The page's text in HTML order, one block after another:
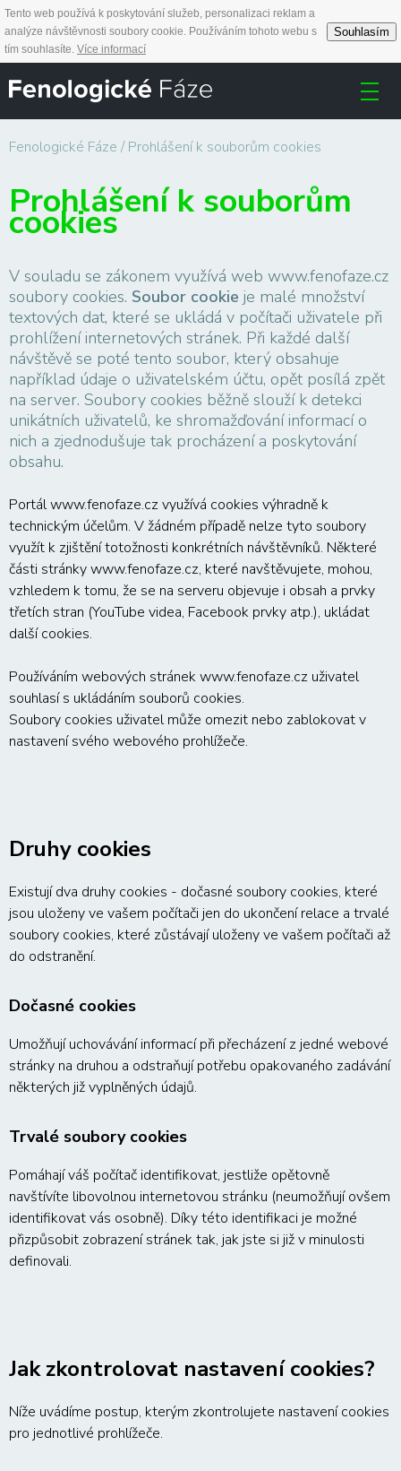
Tento web používá k poskytování služeb, personalizaci reklam a
analýze návštěvnosti soubory cookie. Používáním tohoto webu s
tím souhlasíte. Více informací
Souhlasím
Fenologické Fáze Prohlášení k souborům cookies
Prohlášení k souborům
cookies
V souladu se zákonem využívá web www.fenofaze.cz
soubory cookies. Soubor cookie je malé množství
textových dat, které se ukládá v počítači uživatele při
prohlížení internetových stránek. Při každé další
návštěvě se poté tento soubor, který obsahuje
například údaje o uživatelském účtu, opět posílá zpět
na server. Soubory cookies běžně slouží k detekci
unikátních uživatelů, ke shromažďování informací o
nich a zjednodušuje tak procházení a poskytování
obsahu.
Portál www.fenofaze.cz využívá cookies výhradně k
technickým účelům. V žádném případě nelze tyto soubory
využít k zjištění totožnosti konkrétních návštěvníků. Některé
části stránky www.fenofaze.cz, které navštěvujete, mohou,
vzhledem k tomu, že se na serveru objevuje i obsah a prvky
třetích stran (YouTube videa, Facebook prvky atp.), ukládat
další cookies.
Používáním webových stránek www.fenofaze.cz uživatel
souhlasí s ukládáním souborů cookies.
Soubory cookies uživatel může omezit nebo zablokovat v
nastavení svého webového prohlížeče.
Druhy cookies
Existují dva druhy cookies - dočasné soubory cookies, které
jsou uloženy ve vašem počítači jen do ukončení relace a trvalé
soubory cookies, které zůstávají uloženy ve vašem počítači až
do odstranění.
Dočasné cookies
Umožňují uchovávání informací při přecházení z jedné webové
stránky na druhou a odstraňují potřebu opakovaného zadávání
některých již vyplněných údajů.
Trvalé soubory cookies
Pomáhají váš počítač identifikovat, jestliže opětovně
navštívíte libovolnou internetovou stránku (neumožňují ovšem
identifikovat vás osobně). Díky této identifikaci je možné
přizpůsobit zobrazení stránek tak, jak jste si již v minulosti
definovali.
Jak zkontrolovat nastavení cookies?
Níže uvádíme postup, kterým zkontrolujete nastavení cookies
pro jednotlivé prohlížeče.